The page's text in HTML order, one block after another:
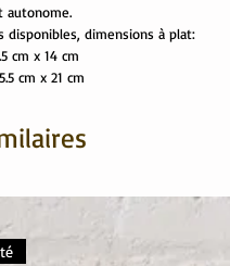
autonome.
disponibles, dimensions à plat:
cm x 14 cm
cm x 21 cm